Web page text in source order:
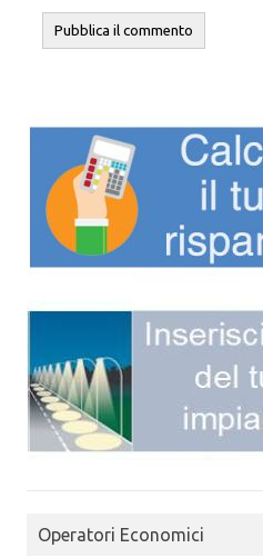
Operatori Economici